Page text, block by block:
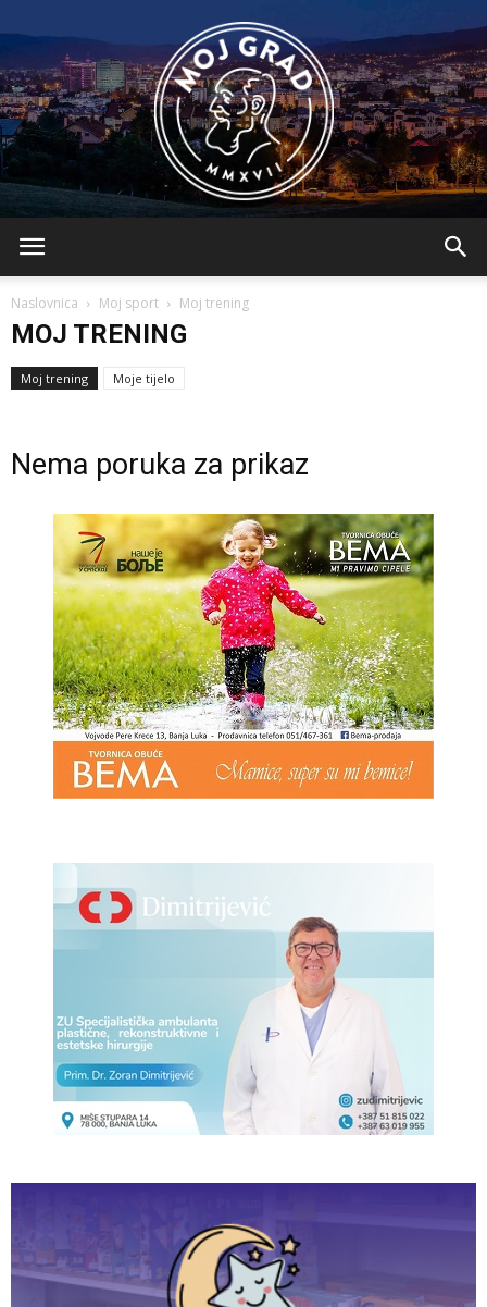
Naslovnica Moj sport Moj trening
MOJ TRENING
Moj trening Moje tijelo
Nema poruka za prikaz